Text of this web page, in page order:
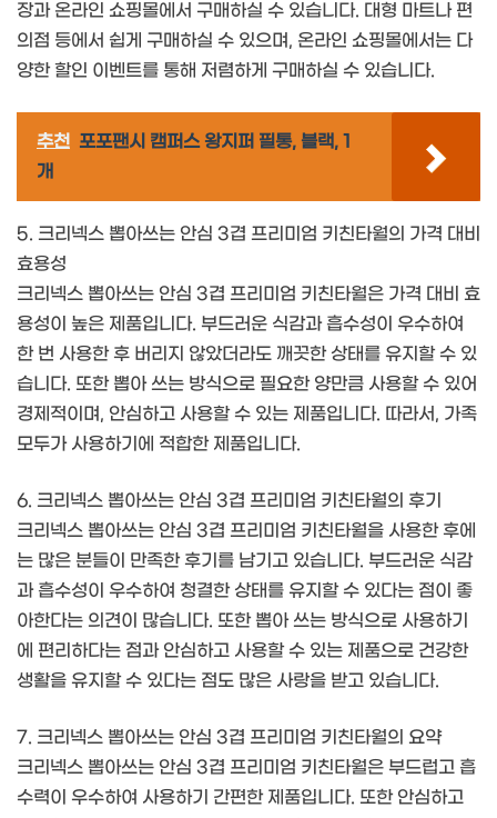
장과 온라인 쇼핑몰에서 구매하실 수 있습니다. 대형 마트나 편
의점 등에서 쉽게 구매하실 수 있으며, 온라인 쇼핑몰에서는 다
양한 할인 이벤트를 통해 저렴하게 구매하실 수 있습니다.
추천 포포팬시 캠퍼스 왕지퍼 필통, 블랙, 1
개
5. 크리넥스 뽑아쓰는 안심 3겹 프리미엄 키친타월의 가격 대비
효용성
크리넥스 뽑아쓰는 안심 3겹 프리미엄 키친타월은 가격 대비 효
용성이 높은 제품입니다. 부드러운 식감과 흡수성이 우수하여
한 번 사용한 후 버리지 않았더라도 깨끗한 상태를 유지할 수 있
습니다. 또한 뽑아 쓰는 방식으로 필요한 양만큼 사용할 수 있어
경제적이며, 안심하고 사용할 수 있는 제품입니다. 따라서, 가족
모두가 사용하기에 적합한 제품입니다.
6. 크리넥스 뽑아쓰는 안심 3겹 프리미엄 키친타월의 후기
크리넥스 뽑아쓰는 안심 3겹 프리미엄 키친타월을 사용한 후에
는 많은 분들이 만족한 후기를 남기고 있습니다. 부드러운 식감
과 흡수성이 우수하여 청결한 상태를 유지할 수 있다는 점이 좋
아한다는 의견이 많습니다. 또한 뽑아 쓰는 방식으로 사용하기
에 편리하다는 점과 안심하고 사용할 수 있는 제품으로 건강한
생활을 유지할 수 있다는 점도 많은 사랑을 받고 있습니다.
7. 크리넥스 뽑아쓰는 안심 3겹 프리미엄 키친타월의 요약
크리넥스 뽑아쓰는 안심 3겹 프리미엄 키친타월은 부드럽고 흡
수력이 우수하여 사용하기 간편한 제품입니다. 또한 안심하고